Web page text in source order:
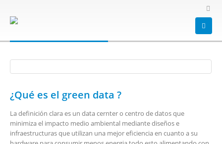
alamacenamiento
¿Qué es el green data ?
La definición clara es un data cernter o centro de datos que
minimiza el impacto medio ambiental mediante diseños e
infraestructuras que utilizan una mejor eficiencia en cuanto a su